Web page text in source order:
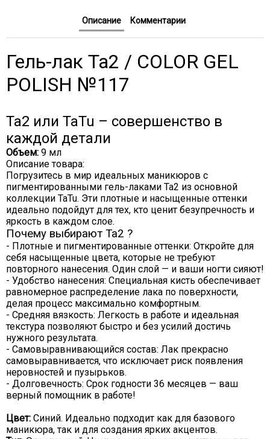
Описание Комментарии
Гель-лак Ta2 / COLOR GEL
POLISH №117
Ta2 или TaTu – совершенство в
каждой детали
Объем: 9 мл
Описание товара:
Погрузитесь в мир идеальных маникюров с
пигментированными гель-лаками Ta2 из основной
коллекции TaTu. Эти плотные и насыщенные оттенки
идеально подойдут для тех, кто ценит безупречность и
яркость в каждом слое.
Почему выбирают Ta2 ?
- Плотные и пигментированные оттенки: Откройте для
себя насыщенные цвета, которые не требуют
повторного нанесения. Один слой — и ваши ногти сияют!
- Удобство нанесения: Специальная кисть обеспечивает
равномерное распределение лака по поверхности,
делая процесс максимально комфортным.
- Средняя вязкость: Легкость в работе и идеальная
текстура позволяют быстро и без усилий достичь
нужного результата.
- Самовыравнивающийся состав: Лак прекрасно
самовыравнивается, что исключает риск появления
неровностей и пузырьков.
- Долговечность: Срок годности 36 месяцев — ваш
верный помощник в работе!
Цвет: Синий. Идеально подходит как для базового
маникюра, так и для создания ярких акцентов.